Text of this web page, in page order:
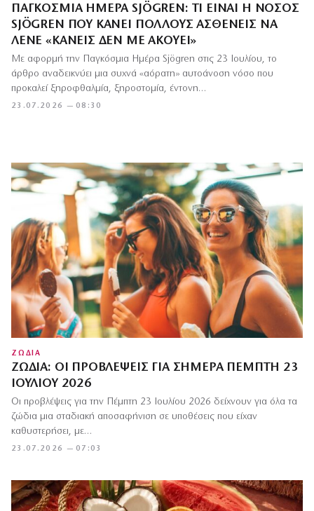
ΠΑΓΚΌΣΜΙΑ ΗΜΈΡΑ SJÖGREN: ΤΙ ΕΊΝΑΙ Η ΝΌΣΟΣ
SJÖGREN ΠΟΥ ΚΆΝΕΙ ΠΟΛΛΟΎΣ ΑΣΘΕΝΕΊΣ ΝΑ
ΛΈΝΕ «ΚΑΝΕΊΣ ΔΕΝ ΜΕ ΑΚΟΎΕΙ»
23.07.2026 — 08:30
Με αφορμή την Παγκόσμια Ημέρα Sjögren στις 23 Ιουλίου, το
άρθρο αναδεικνύει μια συχνά «αόρατη» αυτοάνοση νόσο που
προκαλεί ξηροφθαλμία, ξηροστομία, έντονη…
ΖΩΔΙΑ
ΖΏΔΙΑ: ΟΙ ΠΡΟΒΛΈΨΕΙΣ ΓΙΑ ΣΉΜΕΡΑ ΠΈΜΠΤΗ 23
ΙΟΥΛΊΟΥ 2026
23.07.2026 — 07:03
Οι προβλέψεις για την Πέμπτη 23 Ιουλίου 2026 δείχνουν για όλα τα
ζώδια μια σταδιακή αποσαφήνιση σε υποθέσεις που είχαν
καθυστερήσει, με…